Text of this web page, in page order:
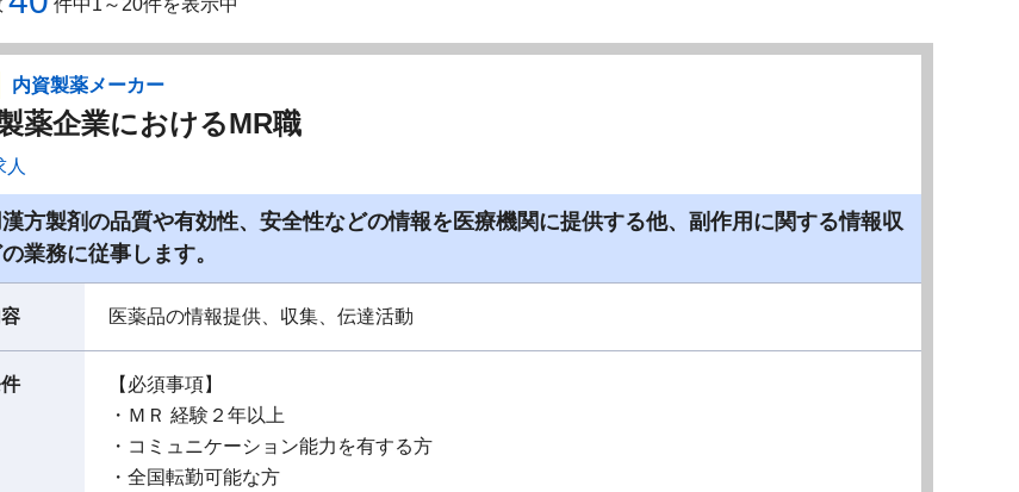
件中1～20件を表示中
内資製薬メーカー
薬企業におけるMR職
人
漢方製剤の品質や有効性、安全性などの情報を医療機関に提供する他、副作用に関する情報収
業務に従事します。
医薬品の情報提供、収集、伝達活動
【必須事項】
・ＭＲ 経験２年以上
・コミュニケーション能力を有する方
・全国転勤可能な方